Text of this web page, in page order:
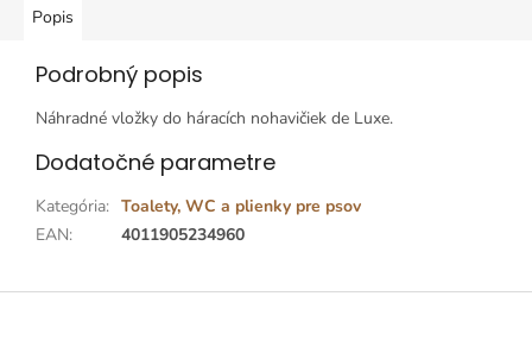
Popis
Podrobný popis
Náhradné vložky do háracích nohavičiek de Luxe.
Dodatočné parametre
Kategória: Toalety, WC a plienky pre psov
EAN: 4011905234960
Z